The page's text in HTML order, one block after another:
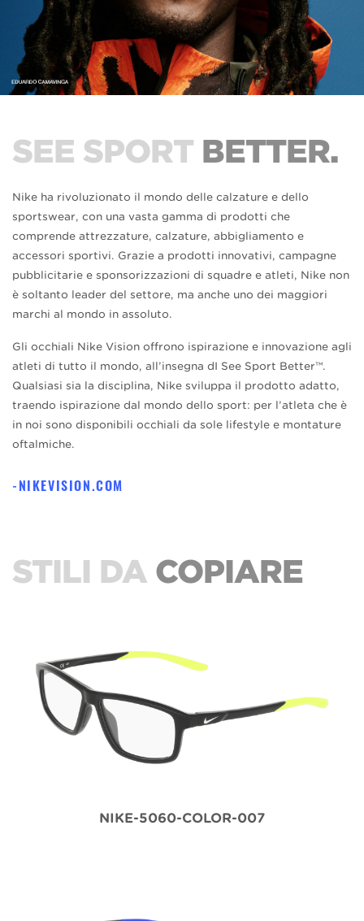
SEE SPORT BETTER.
Nike ha rivoluzionato il mondo delle calzature e dello
sportswear, con una vasta gamma di prodotti che
comprende attrezzature, calzature, abbigliamento e
accessori sportivi. Grazie a prodotti innovativi, campagne
pubblicitarie e sponsorizzazioni di squadre e atleti, Nike non
è soltanto leader del settore, ma anche uno dei maggiori
marchi al mondo in assoluto.
Gli occhiali Nike Vision offrono ispirazione e innovazione agli
atleti di tutto il mondo, all’insegna dI See Sport Better™.
Qualsiasi sia la disciplina, Nike sviluppa il prodotto adatto,
traendo ispirazione dal mondo dello sport: per l’atleta che è
in noi sono disponibili occhiali da sole lifestyle e montature
oftalmiche.
NIKEVISION.COM
STILI DA COPIARE
NIKE-5060-COLOR-007